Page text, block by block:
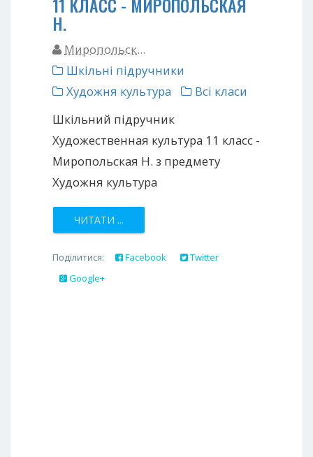
Н.
Миропольск...
Шкільні підручники
Художня культура
Всі класи
Шкільний підручник
Художественная культура 11 класс -
Миропольская Н. з предмету
Художня культура
ЧИТАТИ ...
Поділитися: Facebook
Twitter
Google+